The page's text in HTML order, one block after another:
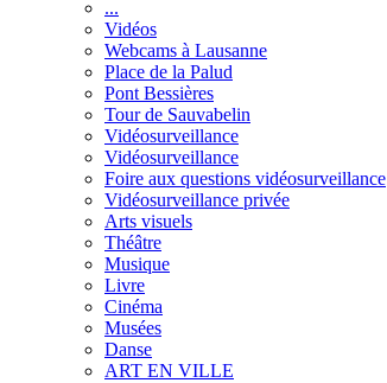
...
Vidéos
Webcams à Lausanne
Place de la Palud
Pont Bessières
Tour de Sauvabelin
Vidéosurveillance
Vidéosurveillance
Foire aux questions vidéosurveillance
Vidéosurveillance privée
Arts visuels
Théâtre
Musique
Livre
Cinéma
Musées
Danse
ART EN VILLE